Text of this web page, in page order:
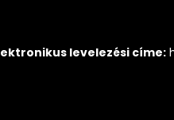
levelezési címe: